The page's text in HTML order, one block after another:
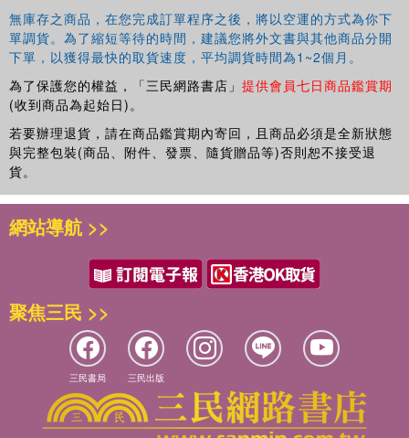
無庫存之商品，在您完成訂單程序之後，將以空運的方式為你下
單調貨。為了縮短等待的時間，建議您將外文書與其他商品分開
下單，以獲得最快的取貨速度，平均調貨時間為1~2個月。
為了保護您的權益，「三民網路書店」 提供會員七日商品鑑賞期
(收到商品為起始日)。
若要辦理退貨，請在商品鑑賞期內寄回，且商品必須是全新狀態
與完整包裝(商品、附件、發票、隨貨贈品等)否則恕不接受退
貨。
網站導航 >>
聚焦三民 >>
三民書局 三民出版